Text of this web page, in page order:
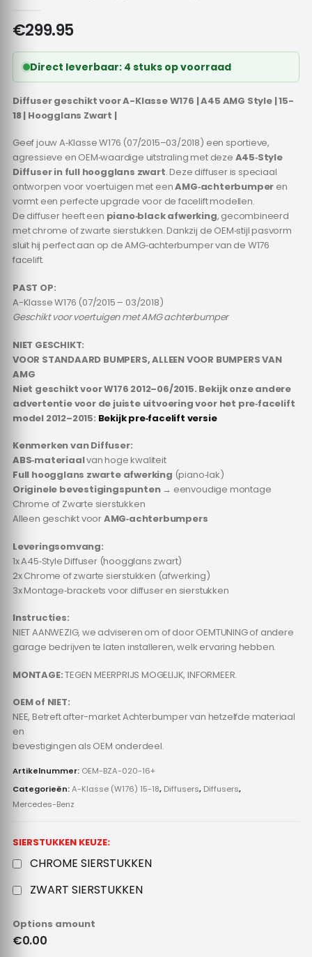
€299.95
Direct leverbaar: 4 stuks op voorraad
Diffuser geschikt voor A-Klasse W176 | A45 AMG Style | 15-
18 | Hoogglans Zwart |
Geef jouw A‑Klasse W176 (07/2015–03/2018) een sportieve,
agressieve en OEM‑waardige uitstraling met deze A45‑Style
Diffuser in full hoogglans zwart. Deze diffuser is speciaal
ontworpen voor voertuigen met eenAMG‑achterbumper en
vormt een perfecte upgrade voor de facelift modellen.
De diffuser heeft een piano‑black afwerking, gecombineerd
met chrome of zwarte sierstukken. Dankzij de OEM‑stijl pasvorm
sluit hij perfect aan op de AMG‑achterbumper van de W176
facelift.
PAST OP:
A-Klasse W176 (07/2015 – 03/2018)
Geschikt voor voertuigen met AMG achterbumper
NIET GESCHIKT:
VOOR STANDAARD BUMPERS, ALLEEN VOOR BUMPERS VAN
AMG
Niet geschikt voor W176 2012–06/2015. Bekijk onze andere
advertentie voor de juiste uitvoering voor het pre‑facelift
model 2012–2015: Bekijk pre‑facelift versie
Kenmerken van Diffuser:
ABS‑materiaalvan hoge kwaliteit
Full hoogglans zwarte afwerking (piano‑lak)
Originele bevestigingspunten→ eenvoudige montage
Chrome of Zwarte sierstukken
Alleen geschikt voorAMG‑achterbumpers
Leveringsomvang:
1x A45‑Style Diffuser (hoogglans zwart)
2x Chrome of zwarte sierstukken (afwerking)
3x Montage‑brackets voor diffuser en sierstukken
Instructies:
NIET AANWEZIG, we adviseren om of door OEMTUNING of andere
garage bedrijven te laten installeren, welk ervaring hebben.
MONTAGE:TEGEN MEERPRIJS MOGELIJK, INFORMEER.
OEM of NIET:
NEE, Betreft after-market Achterbumper van hetzelfde materiaal
en
bevestigingen als OEM onderdeel.
Artikelnummer: OEM-BZA-020-16+
Categorieën:A-Klasse (W176) 15-18, Diffusers, Diffusers,
Mercedes-Benz
SIERSTUKKEN KEUZE:
CHROME SIERSTUKKEN
ZWART SIERSTUKKEN
Options amount
€0.00